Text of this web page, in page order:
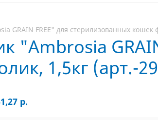
GRAIN FREE" для стерилизованных кошек
"Ambrosia
1,5кг (арт.-
р.